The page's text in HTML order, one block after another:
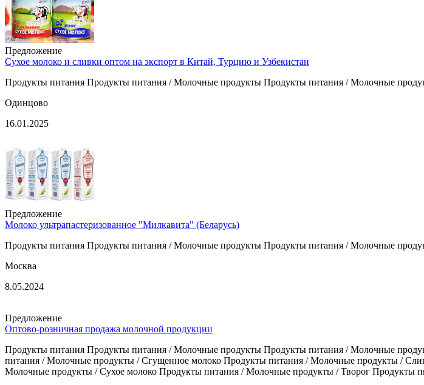
Предложение
Сухое молоко и сливки оптом на экспорт в Китай, Турцию и Узбекистан
Продукты питания Продукты питания / Молочные продукты Продукты питания / Молочные
Одинцово
16.01.2025
Предложение
Молоко ультрапастеризованное "Милкавита" (Беларусь)
Продукты питания Продукты питания / Молочные продукты Продукты питания / Молочные
Москва
8.05.2024
Предложение
Оптово-розничная продажа молочной продукции
Продукты питания Продукты питания / Молочные продукты Продукты питания / Молочные
питания / Молочные продукты / Сгущенное молоко Продукты питания / Молочные продукты /
Молочные продукты / Сухое молоко Продукты питания / Молочные продукты / Творог Продукты